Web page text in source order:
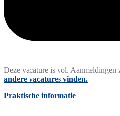
Deze vacature is vol. Aanmeldingen
andere vacatures vinden.
Praktische informatie